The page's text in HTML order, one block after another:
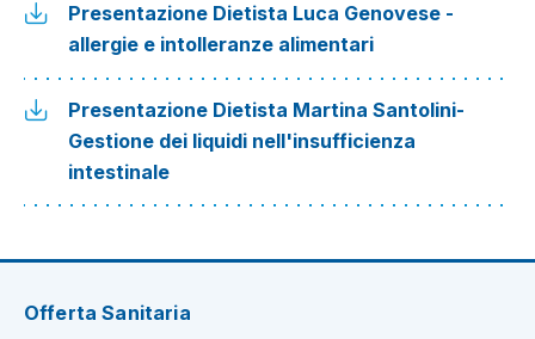
Presentazione Dietista Luca Genovese -
allergie e intolleranze alimentari
Presentazione Dietista Martina Santolini-
Gestione dei liquidi nell'insufficienza
intestinale
Offerta Sanitaria